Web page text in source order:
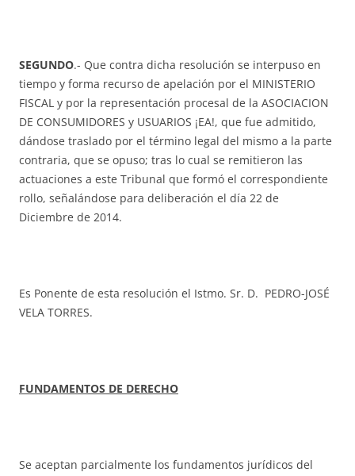
SEGUNDO.- Que contra dicha resolución se interpuso en
tiempo y forma recurso de apelación por el MINISTERIO
FISCAL y por la representación procesal de la ASOCIACION
DE CONSUMIDORES y USUARIOS ¡EA!, que fue admitido,
dándose traslado por el término legal del mismo a la parte
contraria, que se opuso; tras lo cual se remitieron las
actuaciones a este Tribunal que formó el correspondiente
rollo, señalándose para deliberación el día 22 de
Diciembre de 2014.
Es Ponente de esta resolución el Istmo. Sr. D. PEDRO-JOSÉ
VELA TORRES.
FUNDAMENTOS DE DERECHO
Se aceptan parcialmente los fundamentos jurídicos del